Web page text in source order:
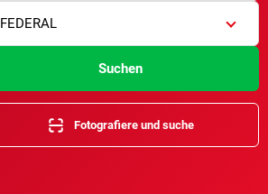
FEDERAL
Suchen
Fotografiere und suche